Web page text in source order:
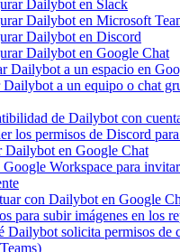
Dailybot en Slack
Dailybot en Microsoft
Dailybot en Discord
Dailybot en Google Chat
Dailybot a un espacio en
a un equipo o chat
de Dailybot con
los permisos de Discord
Dailybot en Google Chat
Google Workspace para
con Dailybot en Google
para subir imágenes en los
Dailybot solicita permisos de